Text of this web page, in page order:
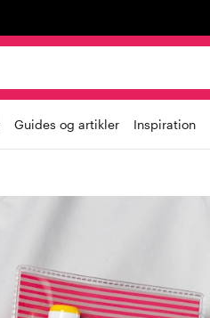
Guides og artikler Inspiration